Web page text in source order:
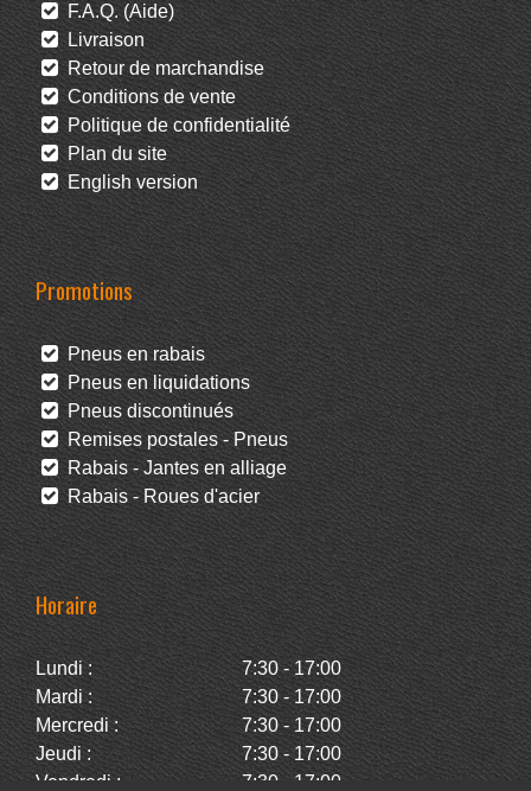
F.A.Q. (Aide)
Livraison
Retour de marchandise
Conditions de vente
Politique de confidentialité
Plan du site
English version
Promotions
Pneus en rabais
Pneus en liquidations
Pneus discontinués
Remises postales - Pneus
Rabais - Jantes en alliage
Rabais - Roues d'acier
Horaire
Lundi :
7:30 - 17:00
Mardi :
7:30 - 17:00
Mercredi :
7:30 - 17:00
Jeudi :
7:30 - 17:00
Vendredi :
7:30 - 17:00